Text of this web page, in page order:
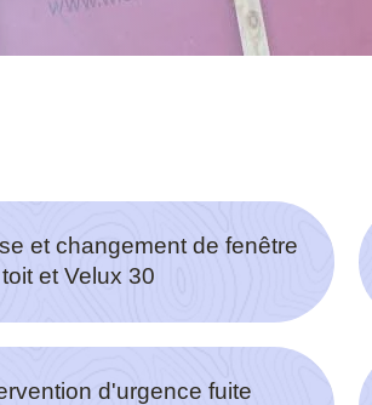
et changement de fenêtre
et Velux 30
d'urgence fuite